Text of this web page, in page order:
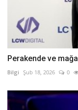
Perakende ve
Bilgi Şub 18, 2026 0